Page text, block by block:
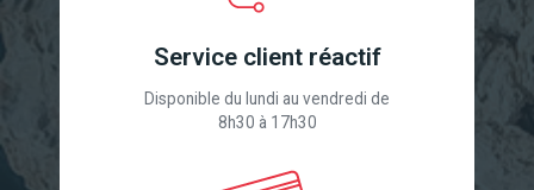
Service client réactif
Disponible du lundi au vendredi de
8h30 à 17h30